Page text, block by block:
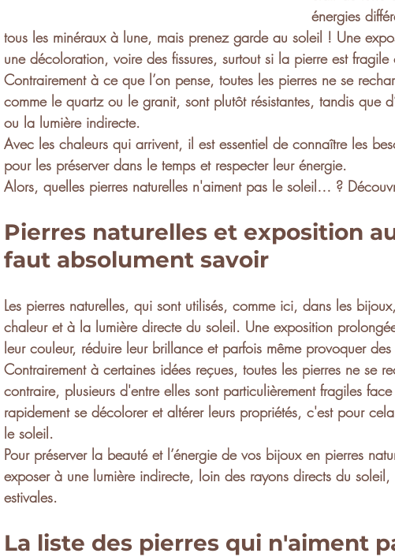
énergies
tous les minéraux à lune, mais prenez garde au soleil ! Une
une décoloration, voire des fissures, surtout si la pierre est
Contrairement à ce que l’on pense, toutes les pierres ne se
comme le quartz ou le granit, sont plutôt résistantes, tandis que
ou la lumière indirecte.
Avec les chaleurs qui arrivent, il est essentiel de connaître les
pour les préserver dans le temps et respecter leur énergie.
Alors, quelles pierres naturelles n'aiment pas le soleil… ?
Pierres naturelles et exposition
faut absolument savoir
Les pierres naturelles, qui sont utilisés, comme ici, dans les bijoux,
chaleur et à la lumière directe du soleil. Une exposition
leur couleur, réduire leur brillance et parfois même provoquer des
Contrairement à certaines idées reçues, toutes les pierres ne se
contraire, plusieurs d'entre elles sont particulièrement fragiles
rapidement se décolorer et altérer leurs propriétés, c'est pour
le soleil.
Pour préserver la beauté et l’énergie de vos bijoux en pierres
exposer à une lumière indirecte, loin des rayons directs du soleil,
estivales.
La liste des pierres qui n'aiment